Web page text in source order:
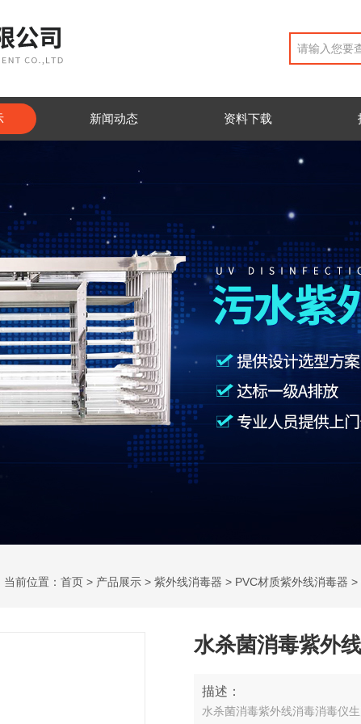
新闻动态 资料下载
当前位置： 首页 > 产品展示 > 紫外线消毒器 > PVC材质紫外线消毒器 >
水杀菌消毒紫外
描述：
水杀菌消毒紫外线消毒消毒仪